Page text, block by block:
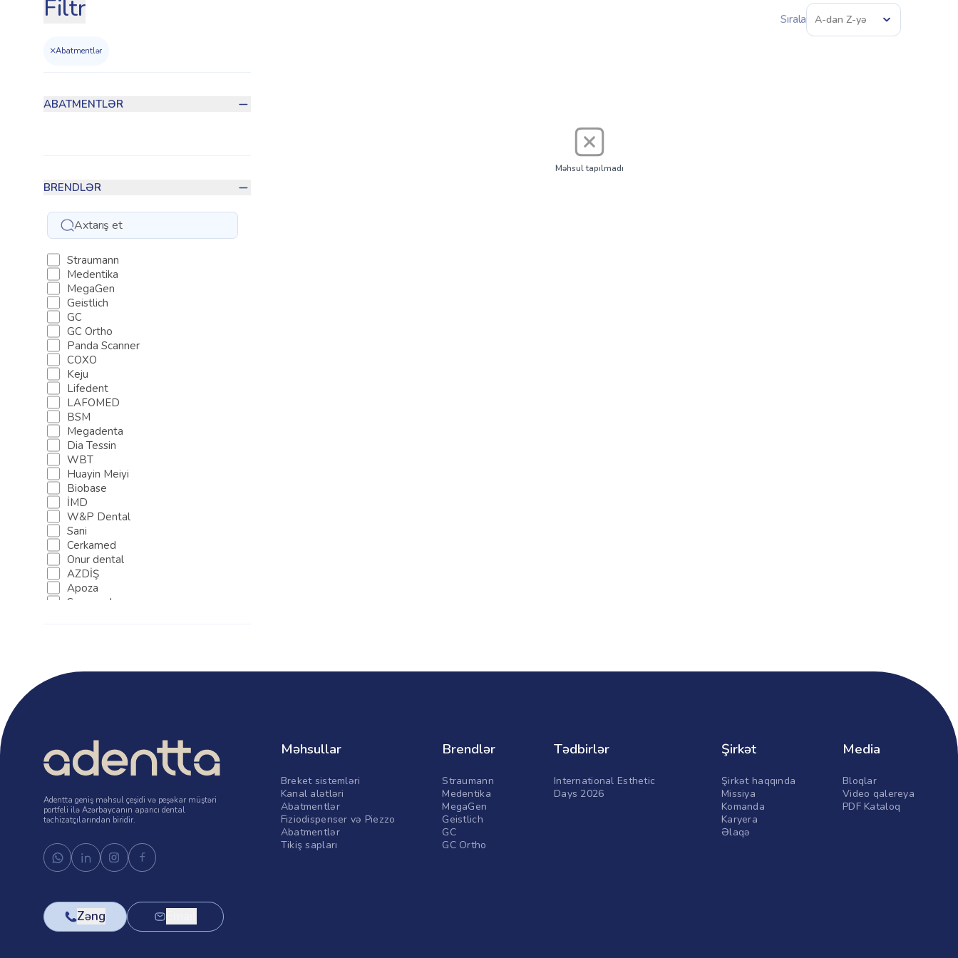
Filtr
×Abatmentlər
ABATMENTLƏR
BRENDLƏR
Straumann
Medentika
MegaGen
Geistlich
GC
GC Ortho
Panda Scanner
COXO
Keju
Lifedent
LAFOMED
BSM
Megadenta
Dia Tessin
WBT
Huayin Meiyi
Biobase
İMD
W&P Dental
Sani
Cerkamed
Onur dental
AZDİŞ
Apoza
Sure-endo
Sırala A-dan Z-yə
Məhsul tapılmadı
Adentta geniş məhsul çeşidi və peşəkar müştəri
portfeli ilə Azərbaycanın aparıcı dental
təchizatçılarından biridir.
Zəng
Məhsullar
Breket sistemləri
Kanal alətləri
Abatmentlər
Fiziodispenser və Piezzo
Abatmentlər
Tikiş sapları
Brendlər
Straumann
Medentika
MegaGen
Geistlich
GC
GC Ortho
Tədbirlər
International Esthetic
Days 2026
Şirkət
Şirkət haqqında
Missiya
Komanda
Karyera
Əlaqə
Media
Bloqlar
Video qalereya
PDF Kataloq